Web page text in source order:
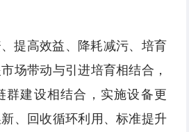
提高效益、降耗减污、培育
场带动与引进培育相结合，
群建设相结合，实施设备更
、回收循环利用、标准提升